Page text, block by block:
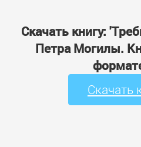
Скачать книгу:
Петра Могилы.
Скачать